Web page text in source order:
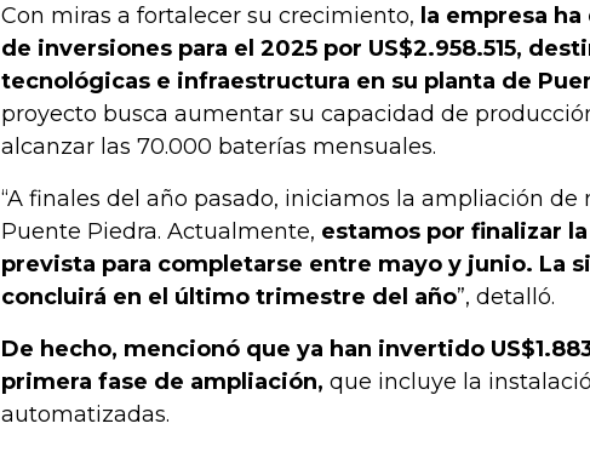
Con miras a fortalecer su crecimiento, la empresa
de inversiones para el 2025 por US$2.958.515,
tecnológicas e infraestructura en su planta de
proyecto busca aumentar su capacidad de
alcanzar las 70.000 baterías mensuales.
“A finales del año pasado, iniciamos la ampliación de
Puente Piedra. Actualmente, estamos por finalizar
prevista para completarse entre mayo y junio. La
concluirá en el último trimestre del año”, detalló.
De hecho, mencionó que ya han invertido
primera fase de ampliación, que incluye la
automatizadas.